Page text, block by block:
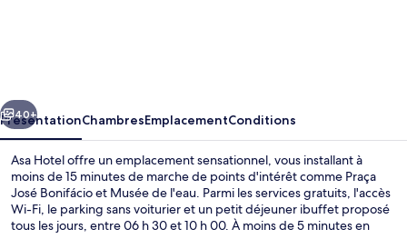
Suivant
40+
PrésentationChambresEmplacementConditions
Asa Hotel offre un emplacement sensationnel, vous installant à
moins de 15 minutes de marche de points d'intérêt comme Praça
José Bonifácio et Musée de l'eau. Parmi les services gratuits, l'accès
Wi-Fi, le parking sans voiturier et un petit déjeuner ibuffet proposé
tous les jours, entre 06 h 30 et 10 h 00. À moins de 5 minutes en